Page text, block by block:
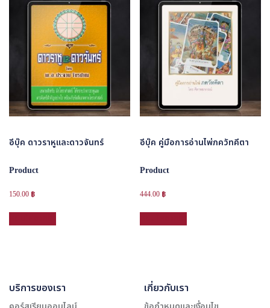
อีบุ๊ค ดาวราหูและดาวจันทร์
Product
150.00 ฿
อีบุ๊ค คู่มือการอ่านไพ่ภควัทคีตา
Product
444.00 ฿
บริการของเรา เกี่ยวกับเรา